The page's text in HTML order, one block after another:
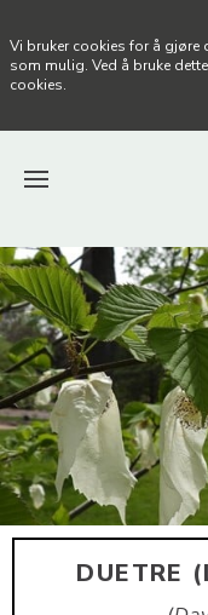
FORSIDEN
NYHETER
ARTIKLER
OM
KONTAKT
Vi bruker cookies for å gjøre
som mulig. Ved å bruke
cookies.
DUETRE